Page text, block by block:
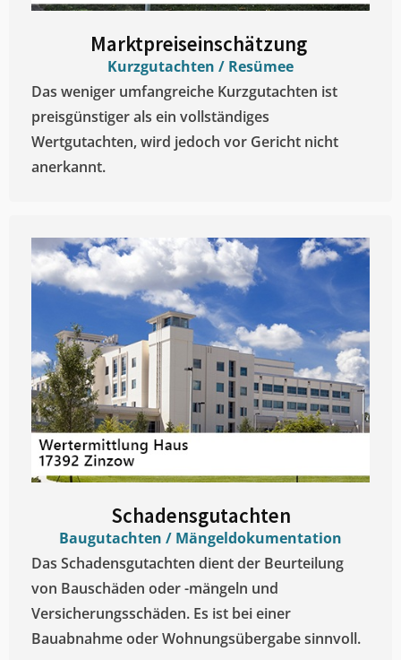
Marktpreiseinschätzung ​
Kurzgutachten / Resümee
Das weniger umfangreiche Kurzgutachten ist
preisgünstiger als ein vollständiges
Wertgutachten, wird jedoch vor Gericht nicht
anerkannt.
Schadensgutachten
Baugutachten / Mängeldokumentation
Das Schadensgutachten dient der Beurteilung
von Bauschäden oder -mängeln und
Versicherungsschäden. Es ist bei einer
Bauabnahme oder Wohnungsübergabe sinnvoll.